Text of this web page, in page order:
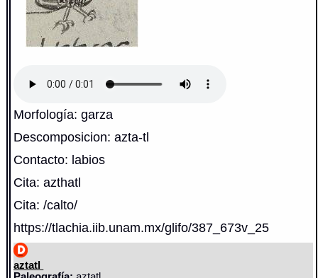
Morfología: garza
Descomposicion: azta-tl
Contacto: labios
Cita: azthatl
Cita: /calto/
https://tlachia.iib.unam.mx/glifo/387_673v_25
aztatl